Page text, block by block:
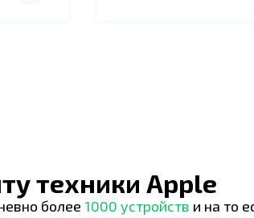
техники Apple
более 1000 устройств и на то